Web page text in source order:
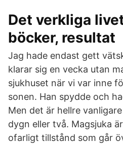
Det verkliga
böcker, resultat
Jag hade endast gett
klarar sig en vecka utan
sjukhuset när vi var inne
sonen. Han spydde och
Men det är hellre
dygn eller två. Magsjuka
ofarligt tillstånd som går